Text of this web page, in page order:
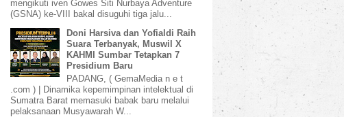
mengikuti iven Gowes Siti Nurbaya Adventure
(GSNA) ke-VIII bakal disuguhi tiga jalu...
Doni Harsiva dan Yofialdi Raih
Suara Terbanyak, Muswil X
KAHMI Sumbar Tetapkan 7
Presidium Baru
PADANG, ( GemaMedia n e t
.com ) | Dinamika kepemimpinan intelektual di
Sumatra Barat memasuki babak baru melalui
pelaksanaan Musyawarah W...